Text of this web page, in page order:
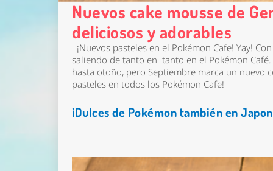
Nuevos cake mousse de
deliciosos y adorables
¡Nuevos pasteles en el Pokémon Cafe! Yay!
saliendo de tanto en tanto en el Pokémon
hasta otoño, pero Septiembre marca un nuevo
pasteles en todos los Pokémon Cafe!
¡Dulces de Pokémon también en